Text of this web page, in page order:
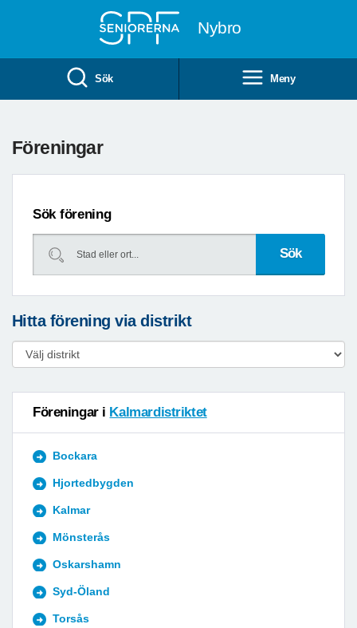
Nybro
Sök Meny
Föreningar
Sök förening
Hitta förening via distrikt
Föreningar i Kalmardistriktet
Bockara
Hjortedbygden
Kalmar
Mönsterås
Oskarshamn
Syd-Öland
Torsås